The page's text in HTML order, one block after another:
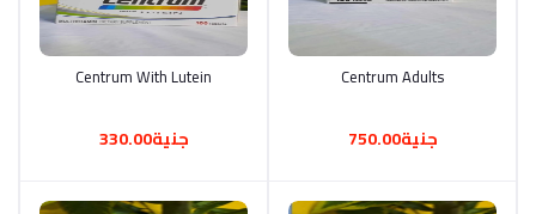
أضف إلى السلة
Centrum Adults
جنية750.00
أضف إلى السلة
Centrum With Lutein
جنية330.00